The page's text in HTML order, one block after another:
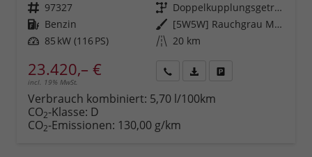
Fahrzeugnr. 97327 Getriebe
Doppelkupplungsgetriebe (DSG)
Kraftstoff Benzin Außenfarbe
[5W5W] Rauchgrau Metallic
Leistung 85 kW (116 PS) Kilometerstand 20 km
23.420,– €
incl. 19% MwSt.
anfordern
Datei,
Verbrauch kombiniert: 5,70 l/100km
CO2-Klasse: D
CO2-Emissionen: 130,00 g/km